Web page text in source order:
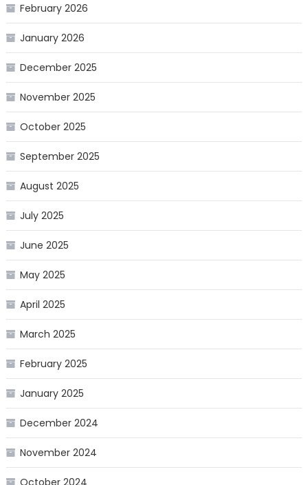
February 2026
January 2026
December 2025
November 2025
October 2025
September 2025
August 2025
July 2025
June 2025
May 2025
April 2025
March 2025
February 2025
January 2025
December 2024
November 2024
October 2024